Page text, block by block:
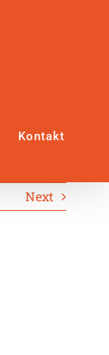
Kontakt
Next